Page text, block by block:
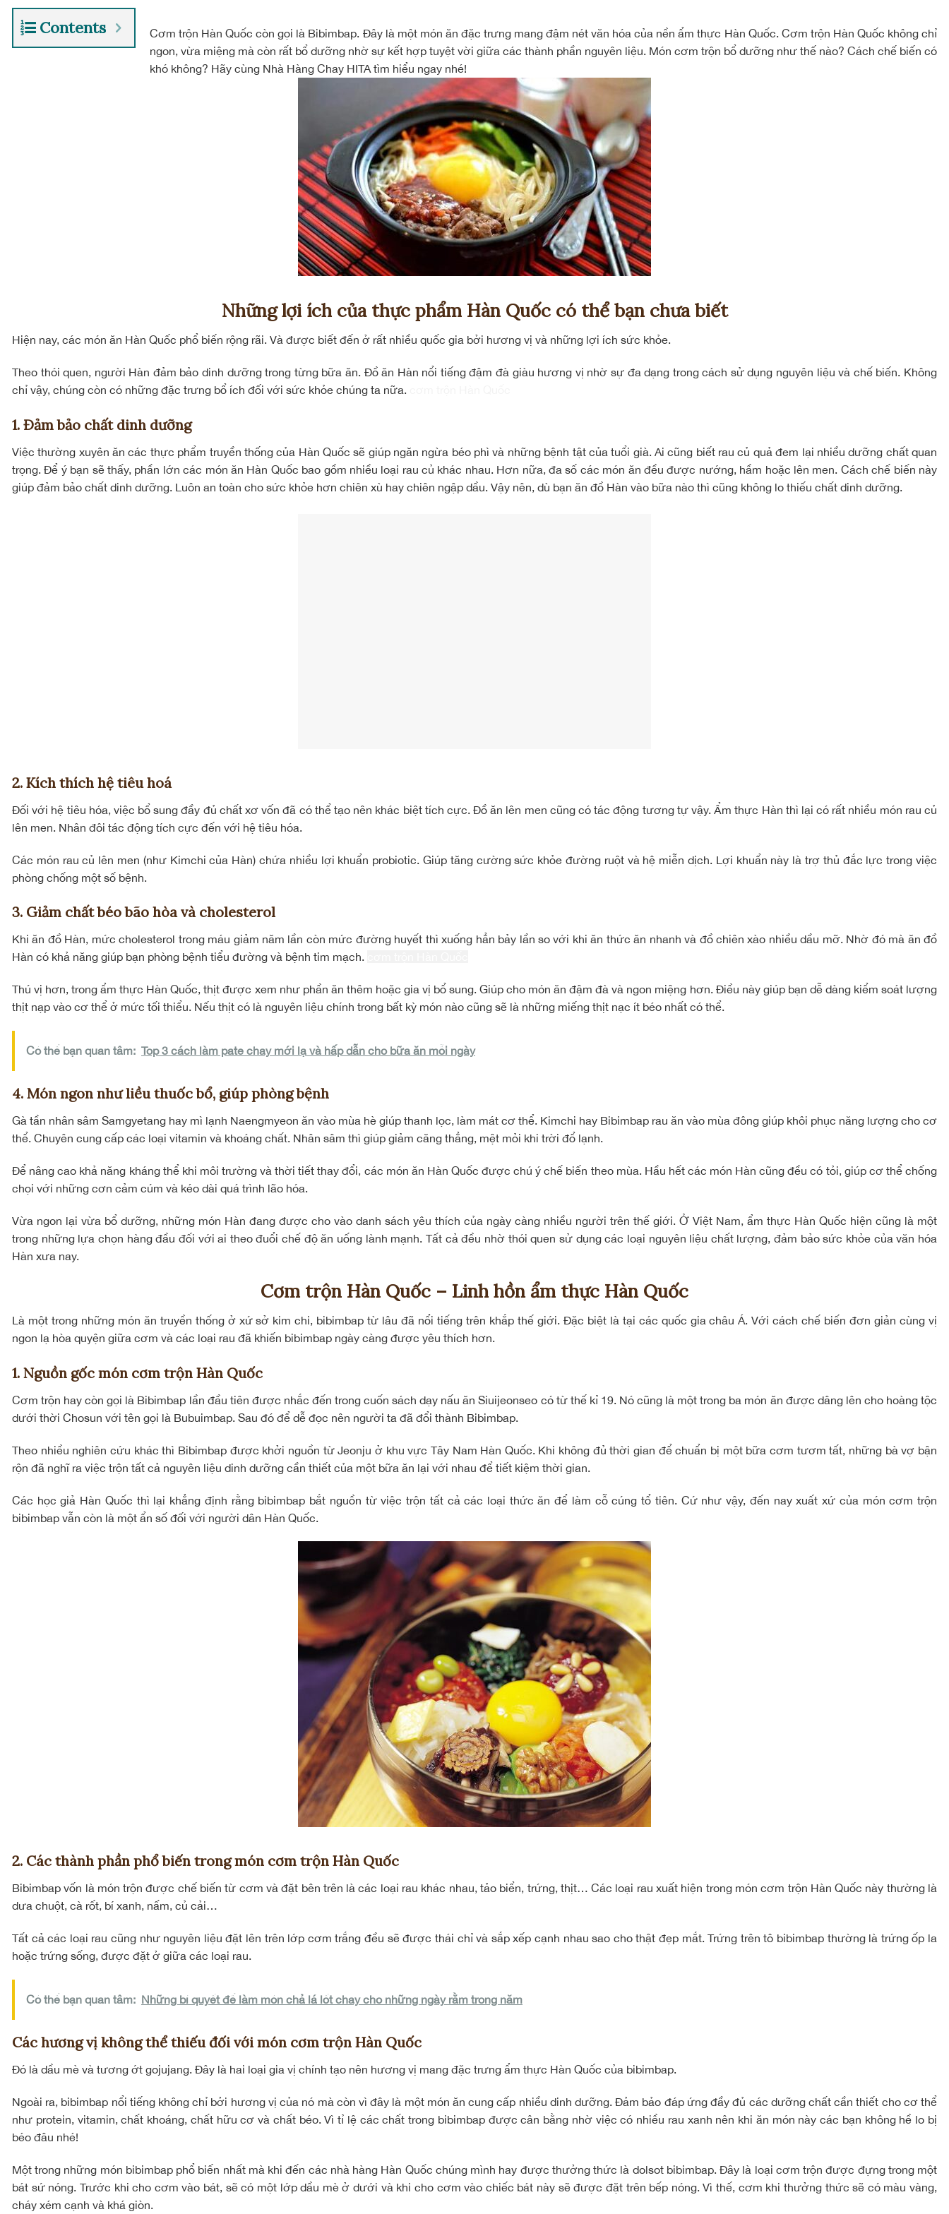
Contents
Cơm trộn Hàn Quốc còn gọi là Bibimbap. Đây là một món ăn đặc trưng mang đậm nét văn hóa của nền ẩm thực Hàn Quốc. Cơm trộn Hàn Quốc không chỉ
ngon, vừa miệng mà còn rất bổ dưỡng nhờ sự kết hợp tuyệt vời giữa các thành phần nguyên liệu. Món cơm trộn bổ dưỡng như thế nào? Cách chế biến có
khó không? Hãy cùng Nhà Hàng Chay HITA tìm hiểu ngay nhé!
Những lợi ích của thực phẩm Hàn Quốc có thể bạn chưa biết
Hiện nay, các món ăn Hàn Quốc phổ biến rộng rãi. Và được biết đến ở rất nhiều quốc gia bởi hương vị và những lợi ích sức khỏe.
Theo thói quen, người Hàn đảm bảo dinh dưỡng trong từng bữa ăn. Đồ ăn Hàn nổi tiếng đậm đà giàu hương vị nhờ sự đa dạng trong cách sử dụng nguyên liệu và chế biến. Không
chỉ vậy, chúng còn có những đặc trưng bổ ích đối với sức khỏe chúng ta nữa.
1. Đảm bảo chất dinh dưỡng
Việc thường xuyên ăn các thực phẩm truyền thống của Hàn Quốc sẽ giúp ngăn ngừa béo phì và những bệnh tật của tuổi già. Ai cũng biết rau củ quả đem lại nhiều dưỡng chất quan
trọng. Để ý bạn sẽ thấy, phần lớn các món ăn Hàn Quốc bao gồm nhiều loại rau củ khác nhau. Hơn nữa, đa số các món ăn đều được nướng, hầm hoặc lên men. Cách chế biến này
giúp đảm bảo chất dinh dưỡng. Luôn an toàn cho sức khỏe hơn chiên xù hay chiên ngập dầu. Vậy nên, dù bạn ăn đồ Hàn vào bữa nào thì cũng không lo thiếu chất dinh dưỡng.
2. Kích thích hệ tiêu hoá
Đối với hệ tiêu hóa, việc bổ sung đầy đủ chất xơ vốn đã có thể tạo nên khác biệt tích cực. Đồ ăn lên men cũng có tác động tương tự vậy. Ẩm thực Hàn thì lại có rất nhiều món rau củ
lên men. Nhân đôi tác động tích cực đến với hệ tiêu hóa.
Các món rau củ lên men (như Kimchi của Hàn) chứa nhiều lợi khuẩn probiotic. Giúp tăng cường sức khỏe đường ruột và hệ miễn dịch. Lợi khuẩn này là trợ thủ đắc lực trong việc
phòng chống một số bệnh.
3. Giảm chất béo bão hòa và cholesterol
Khi ăn đồ Hàn, mức cholesterol trong máu giảm năm lần còn mức đường huyết thì xuống hẳn bảy lần so với khi ăn thức ăn nhanh và đồ chiên xào nhiều dầu mỡ. Nhờ đó mà ăn đồ
Hàn có khả năng giúp bạn phòng bệnh tiểu đường và bệnh tim mạch.
Thú vị hơn, trong ẩm thực Hàn Quốc, thịt được xem như phần ăn thêm hoặc gia vị bổ sung. Giúp cho món ăn đậm đà và ngon miệng hơn. Điều này giúp bạn dễ dàng kiểm soát lượng
thịt nạp vào cơ thể ở mức tối thiểu. Nếu thịt có là nguyên liệu chính trong bất kỳ món nào cũng sẽ là những miếng thịt nạc ít béo nhất có thể.
Có thể bạn quan tâm: Top 3 cách làm pate chay mới lạ và hấp dẫn cho bữa ăn mỗi ngày
4. Món ngon như liều thuốc bổ, giúp phòng bệnh
Gà tần nhân sâm Samgyetang hay mì lạnh Naengmyeon ăn vào mùa hè giúp thanh lọc, làm mát cơ thể. Kimchi hay Bibimbap rau ăn vào mùa đông giúp khôi phục năng lượng cho cơ
thể. Chuyên cung cấp các loại vitamin và khoáng chất. Nhân sâm thì giúp giảm căng thẳng, mệt mỏi khi trời đổ lạnh.
Để nâng cao khả năng kháng thể khi môi trường và thời tiết thay đổi, các món ăn Hàn Quốc được chú ý chế biến theo mùa. Hầu hết các món Hàn cũng đều có tỏi, giúp cơ thể chống
chọi với những cơn cảm cúm và kéo dài quá trình lão hóa.
Vừa ngon lại vừa bổ dưỡng, những món Hàn đang được cho vào danh sách yêu thích của ngày càng nhiều người trên thế giới. Ở Việt Nam, ẩm thực Hàn Quốc hiện cũng là một
trong những lựa chọn hàng đầu đối với ai theo đuổi chế độ ăn uống lành mạnh. Tất cả đều nhờ thói quen sử dụng các loại nguyên liệu chất lượng, đảm bảo sức khỏe của văn hóa
Hàn xưa nay.
Cơm trộn Hàn Quốc – Linh hồn ẩm thực Hàn Quốc
Là một trong những món ăn truyền thống ở xứ sở kim chi, bibimbap từ lâu đã nổi tiếng trên khắp thế giới. Đặc biệt là tại các quốc gia châu Á. Với cách chế biến đơn giản cùng vị
ngon lạ hòa quyện giữa cơm và các loại rau đã khiến bibimbap ngày càng được yêu thích hơn.
1. Nguồn gốc món cơm trộn Hàn Quốc
Cơm trộn hay còn gọi là Bibimbap lần đầu tiên được nhắc đến trong cuốn sách dạy nấu ăn Siuijeonseo có từ thế kỉ 19. Nó cũng là một trong ba món ăn được dâng lên cho hoàng tộc
dưới thời Chosun với tên gọi là Bubuimbap. Sau đó để dễ đọc nên người ta đã đổi thành Bibimbap.
Theo nhiều nghiên cứu khác thì Bibimbap được khởi nguồn từ Jeonju ở khu vực Tây Nam Hàn Quốc. Khi không đủ thời gian để chuẩn bị một bữa cơm tươm tất, những bà vợ bận
rộn đã nghĩ ra việc trộn tất cả nguyên liệu dinh dưỡng cần thiết của một bữa ăn lại với nhau để tiết kiệm thời gian.
Các học giả Hàn Quốc thì lại khẳng định rằng bibimbap bắt nguồn từ việc trộn tất cả các loại thức ăn để làm cỗ cúng tổ tiên. Cứ như vậy, đến nay xuất xứ của món cơm trộn
bibimbap vẫn còn là một ẩn số đối với người dân Hàn Quốc.
2. Các thành phần phổ biến trong món cơm trộn Hàn Quốc
Bibimbap vốn là món trộn được chế biến từ cơm và đặt bên trên là các loại rau khác nhau, tảo biển, trứng, thịt… Các loại rau xuất hiện trong món cơm trộn Hàn Quốc này thường là
dưa chuột, cà rốt, bí xanh, nấm, củ cải…
Tất cả các loại rau cũng như nguyên liệu đặt lên trên lớp cơm trắng đều sẽ được thái chỉ và sắp xếp cạnh nhau sao cho thật đẹp mắt. Trứng trên tô bibimbap thường là trứng ốp la
hoặc trứng sống, được đặt ở giữa các loại rau.
Có thể bạn quan tâm: Những bí quyết để làm món chả lá lốt chay cho những ngày rằm trong năm
Các hương vị không thể thiếu đối với món cơm trộn Hàn Quốc
Đó là dầu mè và tương ớt gojujang. Đây là hai loại gia vị chính tạo nên hương vị mang đặc trưng ẩm thực Hàn Quốc của bibimbap.
Ngoài ra, bibimbap nổi tiếng không chỉ bởi hương vị của nó mà còn vì đây là một món ăn cung cấp nhiều dinh dưỡng. Đảm bảo đáp ứng đầy đủ các dưỡng chất cần thiết cho cơ thể
như protein, vitamin, chất khoáng, chất hữu cơ và chất béo. Vì tỉ lệ các chất trong bibimbap được cân bằng nhờ việc có nhiều rau xanh nên khi ăn món này các bạn không hề lo bị
béo đâu nhé!
Một trong những món bibimbap phổ biến nhất mà khi đến các nhà hàng Hàn Quốc chúng mình hay được thưởng thức là dolsot bibimbap. Đây là loại cơm trộn được đựng trong một
bát sứ nóng. Trước khi cho cơm vào bát, sẽ có một lớp dầu mè ở dưới và khi cho cơm vào chiếc bát này sẽ được đặt trên bếp nóng. Vì thế, cơm khi thưởng thức sẽ có màu vàng,
cháy xém cạnh và khá giòn.